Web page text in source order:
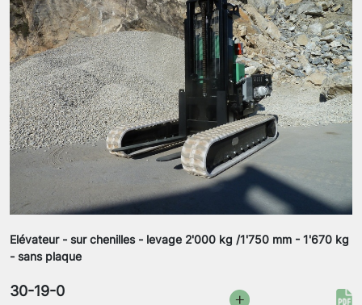
Elévateur - sur chenilles - levage 2'000 kg /1'750 mm - 1'670 kg
- sans plaque
30-19-0